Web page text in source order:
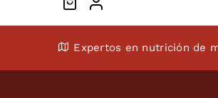
ConócenosExpertos en nutrición de